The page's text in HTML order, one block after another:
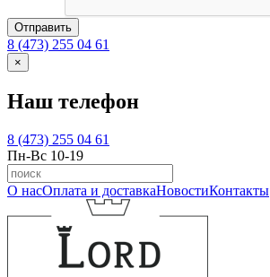
Отправить
8 (473) 255 04 61
×
Наш телефон
8 (473) 255 04 61
Пн-Вс 10-19
О насОплата и доставкаНовостиКонтакты